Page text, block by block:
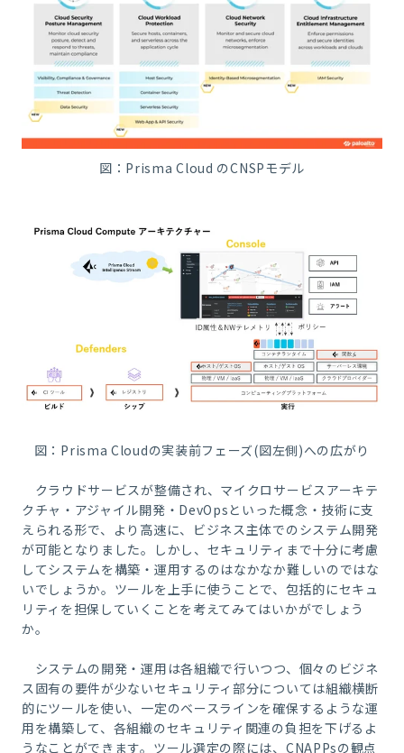
図：Prisma Cloud のCNSPモデル
図：Prisma Cloudの実装前フェーズ(図左側)への広がり
クラウドサービスが整備され、マイクロサービスアーキテ
クチャ・アジャイル開発・DevOpsといった概念・技術に支
えられる形で、より高速に、ビジネス主体でのシステム開発
が可能となりました。しかし、セキュリティまで十分に考慮
してシステムを構築・運用するのはなかなか難しいのではな
いでしょうか。ツールを上手に使うことで、包括的にセキュ
リティを担保していくことを考えてみてはいかがでしょう
か。
システムの開発・運用は各組織で行いつつ、個々のビジネ
ス固有の要件が少ないセキュリティ部分については組織横断
的にツールを使い、一定のベースラインを確保するような運
用を構築して、各組織のセキュリティ関連の負担を下げるよ
うなことができます。ツール選定の際には、CNAPPsの観点